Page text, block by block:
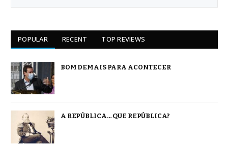
POPULAR RECENT TOP REVIEWS
BOM DEMAIS PARA ACONTECER
A REPÚBLICA… QUE REPÚBLICA?